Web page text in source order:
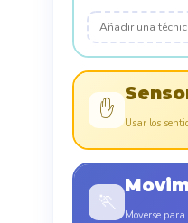
✋
Usar los
🏃
Moverse